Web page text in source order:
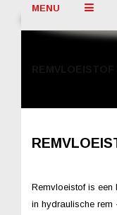
MENU
Remvloeistof is
in hydraulische rem